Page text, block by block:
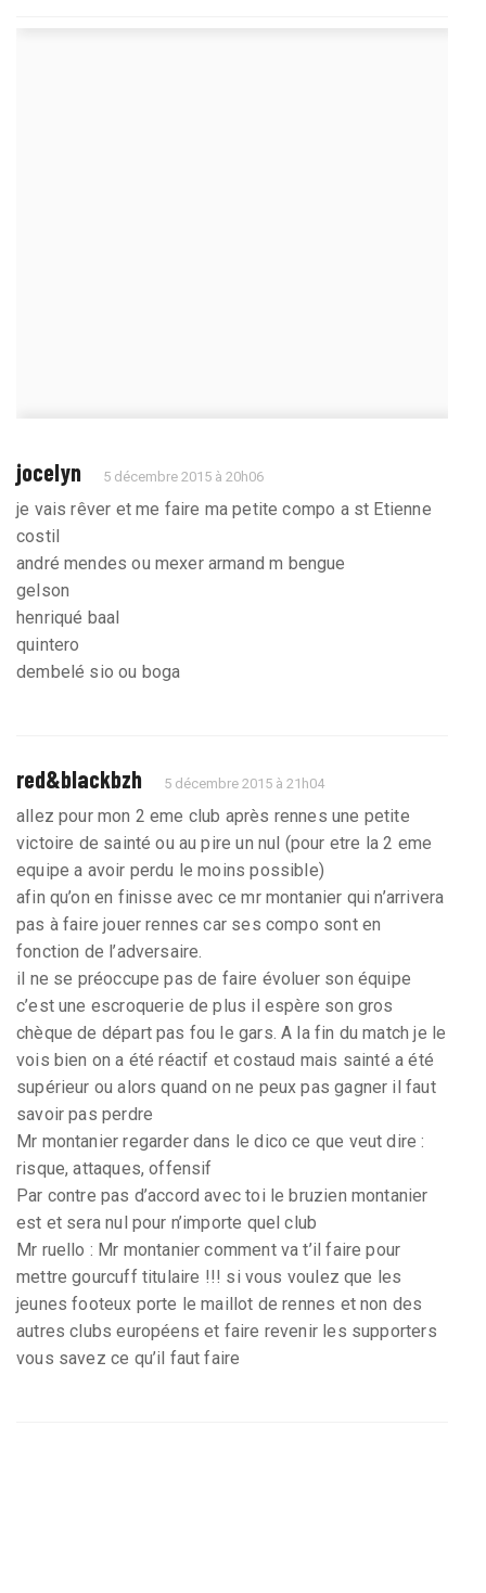
jocelyn 5 décembre 2015 à 20h06
je vais rêver et me faire ma petite compo a st Etienne
costil
andré mendes ou mexer armand m bengue
gelson
henriqué baal
quintero
dembelé sio ou boga
red&blackbzh 5 décembre 2015 à 21h04
allez pour mon 2 eme club après rennes une petite
victoire de sainté ou au pire un nul (pour etre la 2 eme
equipe a avoir perdu le moins possible)
afin qu’on en finisse avec ce mr montanier qui n’arrivera
pas à faire jouer rennes car ses compo sont en
fonction de l’adversaire.
il ne se préoccupe pas de faire évoluer son équipe
c’est une escroquerie de plus il espère son gros
chèque de départ pas fou le gars. A la fin du match je le
vois bien on a été réactif et costaud mais sainté a été
supérieur ou alors quand on ne peux pas gagner il faut
savoir pas perdre
Mr montanier regarder dans le dico ce que veut dire :
risque, attaques, offensif
Par contre pas d’accord avec toi le bruzien montanier
est et sera nul pour n’importe quel club
Mr ruello : Mr montanier comment va t’il faire pour
mettre gourcuff titulaire !!! si vous voulez que les
jeunes footeux porte le maillot de rennes et non des
autres clubs européens et faire revenir les supporters
vous savez ce qu’il faut faire